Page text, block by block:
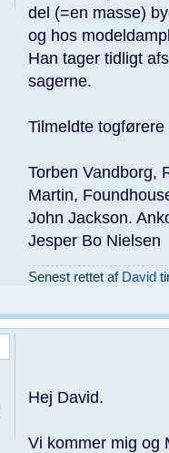
del (=en masse)
og hos
Han tager tidligt
sagerne.
Tilmeldte
Torben Vandborg,
Martin,
John Jackson.
Jesper Bo Nielsen
Senest rettet af David
Hej David.
Vi kommer mig og